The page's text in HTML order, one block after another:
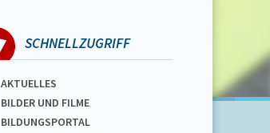
SCHNELLZUGRIFF
AKTUELLES
BILDER UND FILME
BILDUNGSPORTAL